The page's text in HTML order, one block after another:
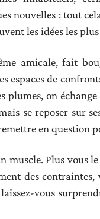
nouvelles : tout
les idées les
amicale, fait
espaces de
plumes, on
se reposer sur
en question
muscle. Plus vous
des
vous